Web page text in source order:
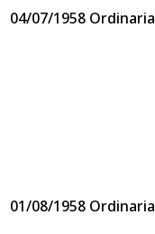
04/07/1958 Ordinaria
01/08/1958 Ordinaria